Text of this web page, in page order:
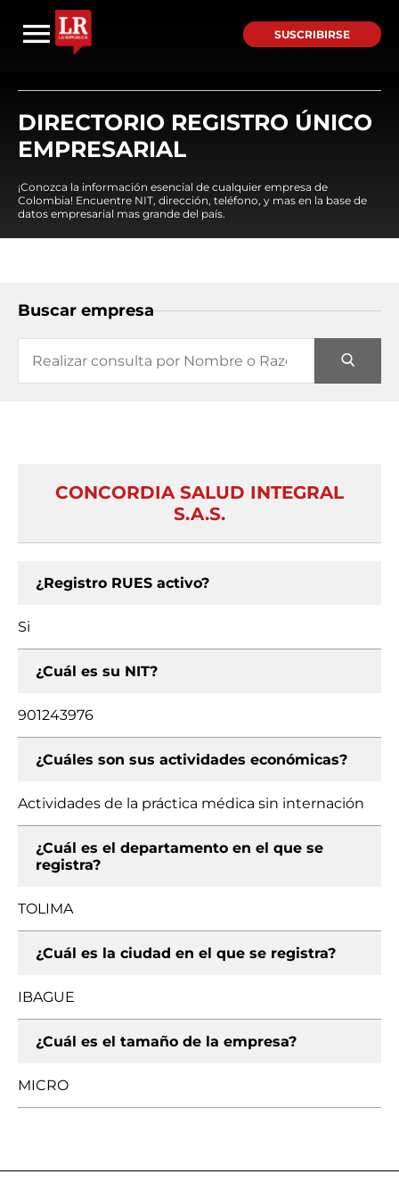
SUSCRIBIRSE
DIRECTORIO REGISTRO ÚNICO
EMPRESARIAL
¡Conozca la información esencial de cualquier empresa de
Colombia! Encuentre NIT, dirección, teléfono, y mas en la base de
datos empresarial mas grande del país.
Buscar empresa
CONCORDIA SALUD INTEGRAL
S.A.S.
¿Registro RUES activo?
Si
¿Cuál es su NIT?
901243976
¿Cuáles son sus actividades económicas?
Actividades de la práctica médica sin internación
¿Cuál es el departamento en el que se
registra?
TOLIMA
¿Cuál es la ciudad en el que se registra?
IBAGUE
¿Cuál es el tamaño de la empresa?
MICRO